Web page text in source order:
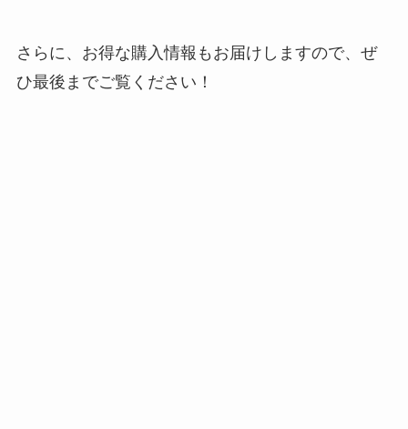
さらに、お得な購入情報もお届けしますので、ぜ
ひ最後までご覧ください！